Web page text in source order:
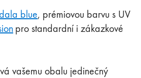
blue, prémiovou barvu s UV
pro standardní i zákazkové
vašemu obalu jedinečný